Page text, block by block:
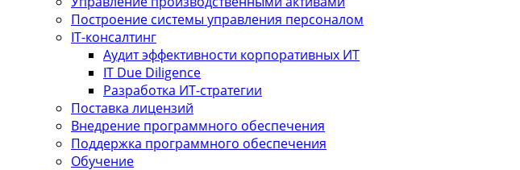
Построение системы управления персоналом
IT-консалтинг
Аудит эффективности корпоративных ИТ
IT Due Diligence
Разработка ИТ-стратегии
Поставка лицензий
Внедрение программного обеспечения
Поддержка программного обеспечения
Обучение